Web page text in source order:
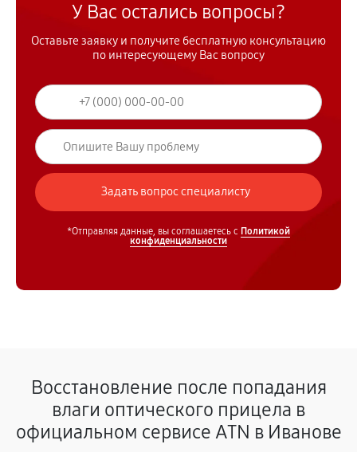
У Вас остались вопросы?
Оставьте заявку и получите бесплатную консультацию
по интересующему Вас вопросу
*Отправляя данные, вы соглашаетесь с Политикой
конфиденциальности
Восстановление после попадания
влаги оптического прицела в
официальном сервисе ATN в Иванове